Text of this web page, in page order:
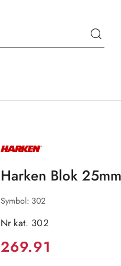
NAZWA
PRODUCENTA:
Harken Blok
Symbol: 302
Nr kat. 302
Cena:
269.91